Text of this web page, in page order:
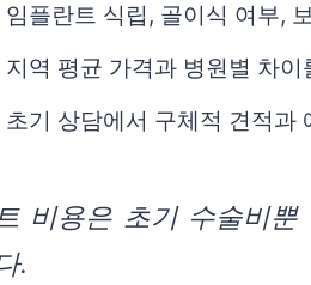
임플란트 식립, 골이식 여부,
지역 평균 가격과 병원별 차
초기 상담에서 구체적 견적과
비용은 초기 수술비
.